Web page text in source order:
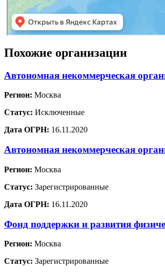
Похожие организации
Автономная некоммерческая
Регион: Москва
Статус: Исключенные
Дата ОГРН: 16.11.2020
Автономная некоммерческая
Регион: Москва
Статус: Зарегистрированные
Дата ОГРН: 16.11.2020
Фонд поддержки и развития
Регион: Москва
Статус: Зарегистрированные